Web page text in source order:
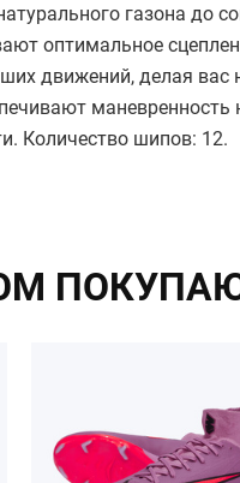
газона до
оптимальное
движений, делая
маневренность
Количество шипов: 12.